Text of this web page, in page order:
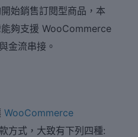
始銷售訂閱型商品，本
夠支援 WooCommerce
金流串接。
WooCommerce
方式，大致有下列四種: